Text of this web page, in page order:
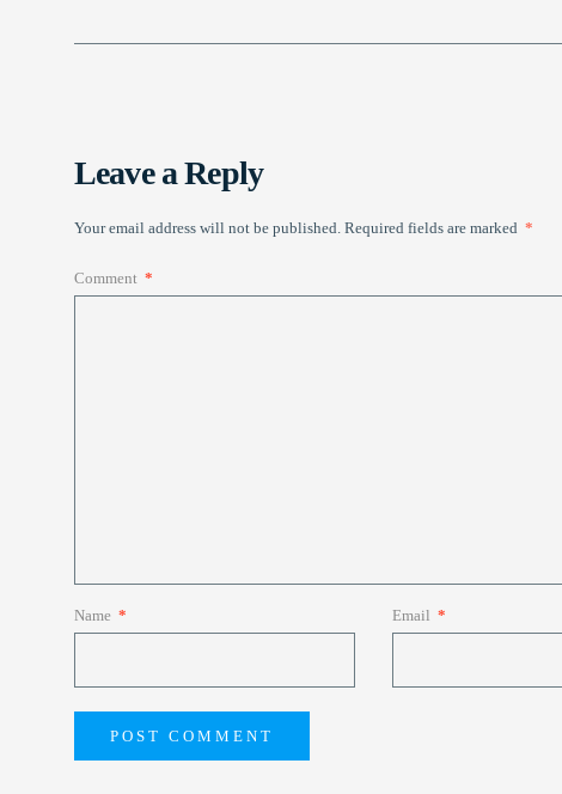
Leave a Reply
Your email address will not be published. Required fields are marked *
Comment *
Name * Email *